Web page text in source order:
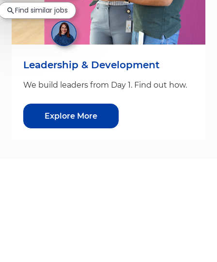
Leadership & Development
We build leaders from Day 1. Find out how.
Explore More
Find similar jobs